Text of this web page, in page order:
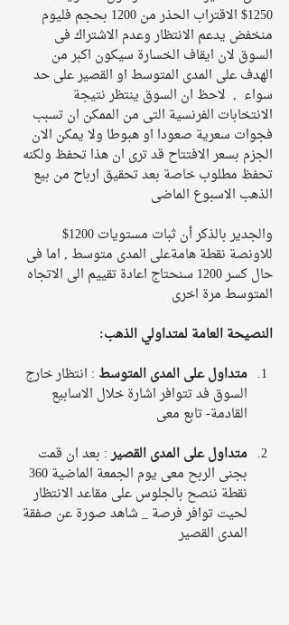
1250$ الاقتراب الحذر من 1200 بحجم فليوم
منخفض يدعم الانتظار وعدم الاشتراك فى
السوق لان ايقاف الخسارة سيكون اكبر من
الهدف على المدى المتوسط او القصير على حد
سواء  ,  لاحظ ان السوق ينتظر نتيجة
الانتخابات الفرنسية التى من الممكن ان تسبب
فجوات سعرية صعودا او هبوطا ولا يمكن الان
الجزم بسعر الافتتاح قد ترى ان هذا تحفظ ولكنه
تحفظ مطلوب خاصة بعد تحقيق ارباح من بيع
الذهب الاسبوع الماضى
والجدير بالذكر أن ثبات مستويات 1200$
للاونصة نقطة هامةعلى المدى متوسط , اما فى
حال كسر 1200 سنحتاج اعادة تقييم الى الاتجاه
المتوسط مرة اخرى
النصيحة العامة لمتداولي الذهب:
متداول على المدى المتوسط : انتظار خارج
السوق فد تتوافر اشارة خلال الاسابيع
القادمة- تابع معى
متداول على المدى القصير : بعد ان قمت
نقطة ننصح بالجلوس على مقاعد الانتظار
لحيت توافر فرصة _ شاهد صورة عن صفقة
المدى القصير